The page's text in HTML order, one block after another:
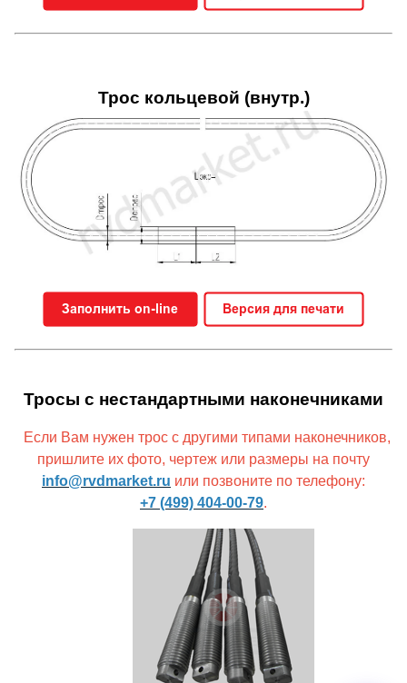
Трос кольцевой (внутр.)
Тросы с нестандартными наконечниками
Если Вам нужен трос с другими типами наконечников,
пришлите их фото, чертеж или размеры на почту
info@rvdmarket.ru или позвоните по телефону:
+7 (499) 404-00-79.